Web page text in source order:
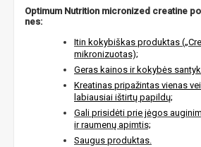
Optimum Nutrition micronized creatine
nes:
Itin kokybiškas produktas
mikronizuotas);
Geras kainos ir kokybės
Kreatinas pripažintas vienas
labiausiai ištirtų papildų;
Gali prisidėti prie jėgos
ir raumenų apimtis;
Saugus produktas.